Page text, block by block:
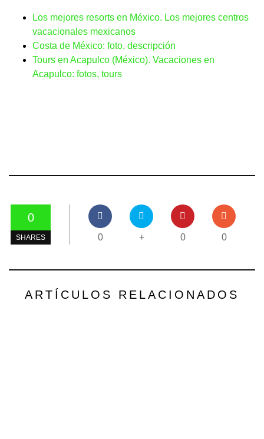
Los mejores resorts en México. Los mejores centros
vacacionales mexicanos
Costa de México: foto, descripción
Tours en Acapulco (México). Vacaciones en
Acapulco: fotos, tours
0
SHARES 0 + 0 0
ARTÍCULOS RELACIONADOS